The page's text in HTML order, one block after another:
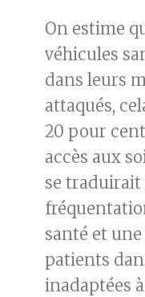
On estime
véhicules
dans leurs
attaqués,
20 pour
accès aux
se traduirait
santé et
patients
inadaptées